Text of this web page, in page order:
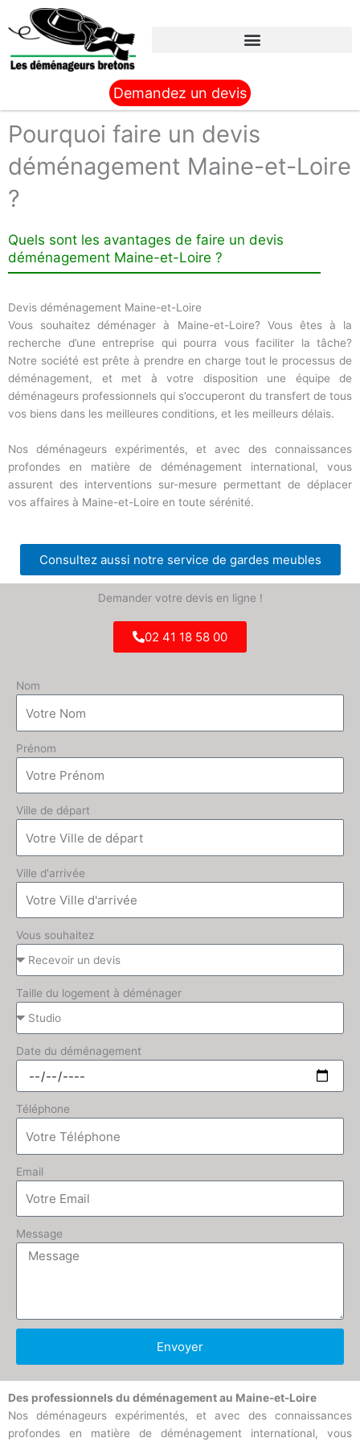
au
contenu
Demandez un devis
Pourquoi faire un devis
déménagement Maine-et-Loire
?
Quels sont les avantages de faire un devis
déménagement Maine-et-Loire ?
Devis déménagement Maine-et-Loire
Vous souhaitez déménager à Maine-et-Loire? Vous êtes à la
recherche d’une entreprise qui pourra vous faciliter la tâche?
Notre société est prête à prendre en charge tout le processus de
déménagement, et met à votre disposition une équipe de
déménageurs professionnels qui s’occuperont du transfert de tous
vos biens dans les meilleures conditions, et les meilleurs délais.
Nos déménageurs expérimentés, et avec des connaissances
profondes en matière de déménagement international, vous
assurent des interventions sur-mesure permettant de déplacer
vos affaires à Maine-et-Loire en toute sérénité.
Consultez aussi notre service de gardes meubles
Demander votre devis en ligne !
02 41 18 58 00
Nom
Prénom
Ville de départ
Ville d'arrivée
Vous souhaitez
Taille du logement à déménager
Date du déménagement
Téléphone
Email
Message
Envoyer
Des professionnels du déménagement au Maine-et-Loire
Nos déménageurs expérimentés, et avec des connaissances
profondes en matière de déménagement international, vous